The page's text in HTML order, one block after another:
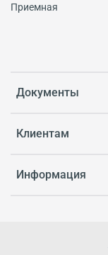
Документы
Клиентам
Информация
Приемная